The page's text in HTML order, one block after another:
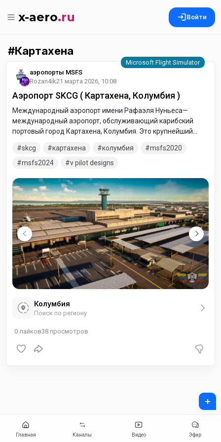
x-aero.ru Войти
Картахена
аэропорты MSFS
Rozan4ik21 марта 2026, 10:08
Аэропорт SKCG ( Картахена, Колумбия )
Международный аэропорт имени Рафаэля Нуньеса—
международный аэропорт, обслуживающий карибский
портовый город Картахена, Колумбия. Это крупнейший
пассажиропотоку. Он расположен между Карибским
побережьем и болотом Сьенага-де-ла-Вирхен, в центре
честь уроженца Картахены Рафаэля Нуньеса (1825–1894),
бывшего президента Колумбии, написавшего стихи к
национальному гимну Колумбии.
skcg картахена колумбия
msfs2020
msfs2024
v pilot designs
Колумбия
Поиск по региону
0 лайков38 просмотров
Главная Каналы Видео Эфир
+